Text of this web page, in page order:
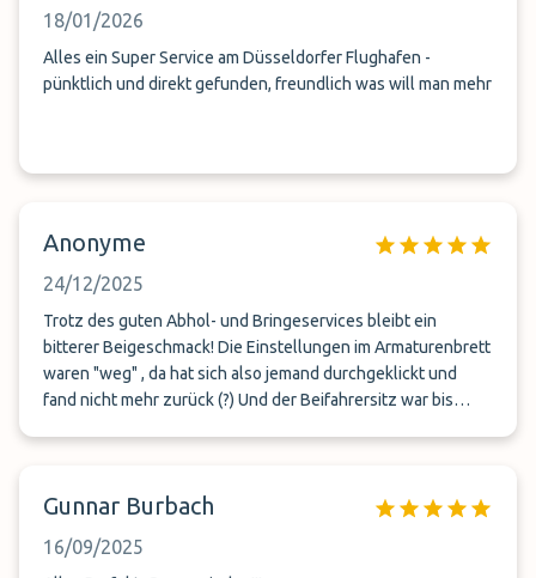
18/01/2026
Alles ein Super Service am Düsseldorfer Flughafen -
pünktlich und direkt gefunden, freundlich was will man mehr
Anonyme
24/12/2025
Trotz des guten Abhol- und Bringeservices bleibt ein
bitterer Beigeschmack! Die Einstellungen im Armaturenbrett
waren "weg" , da hat sich also jemand durchgeklickt und
fand nicht mehr zurück (?) Und der Beifahrersitz war bis
Gunnar Burbach
16/09/2025